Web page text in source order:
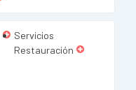
Servicios
Restauración